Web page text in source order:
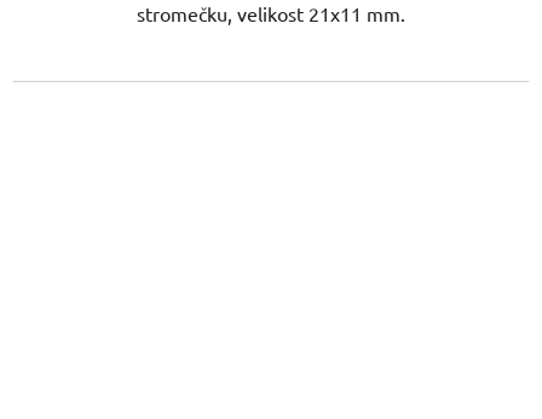
stromečku, velikost 21x11 mm.